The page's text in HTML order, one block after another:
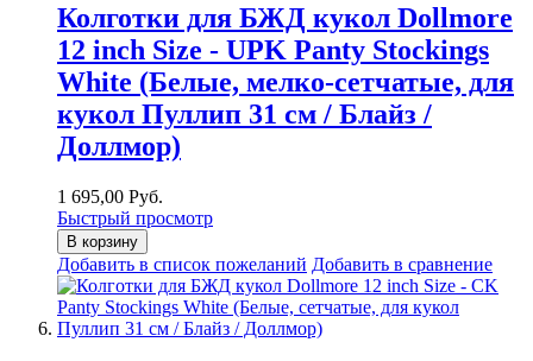
Колготки для БЖД кукол Dollmore
12 inch Size - UPK Panty Stockings
White (Белые, мелко-сетчатые, для
кукол Пуллип 31 см / Блайз /
Доллмор)
1 695,00 Руб.
Быстрый просмотр
В корзину
Добавить в список пожеланий Добавить в сравнение